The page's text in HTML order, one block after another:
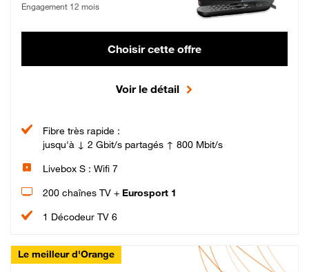
Engagement 12 mois
Choisir cette offre
Voir le détail
Fibre très rapide :
jusqu'à ↓ 2 Gbit/s partagés ↑ 800 Mbit/s
Livebox S : Wifi 7
200 chaînes TV + Eurosport 1
1 Décodeur TV 6
Le meilleur d'Orange